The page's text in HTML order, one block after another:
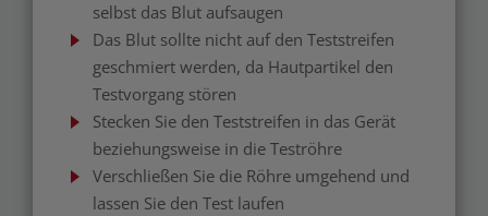
selbst das Blut aufsaugen
Das Blut sollte nicht auf den Teststreifen
geschmiert werden, da Hautpartikel den
Testvorgang stören
Stecken Sie den Teststreifen in das Gerät
beziehungsweise in die Teströhre
Verschließen Sie die Röhre umgehend und
lassen Sie den Test laufen